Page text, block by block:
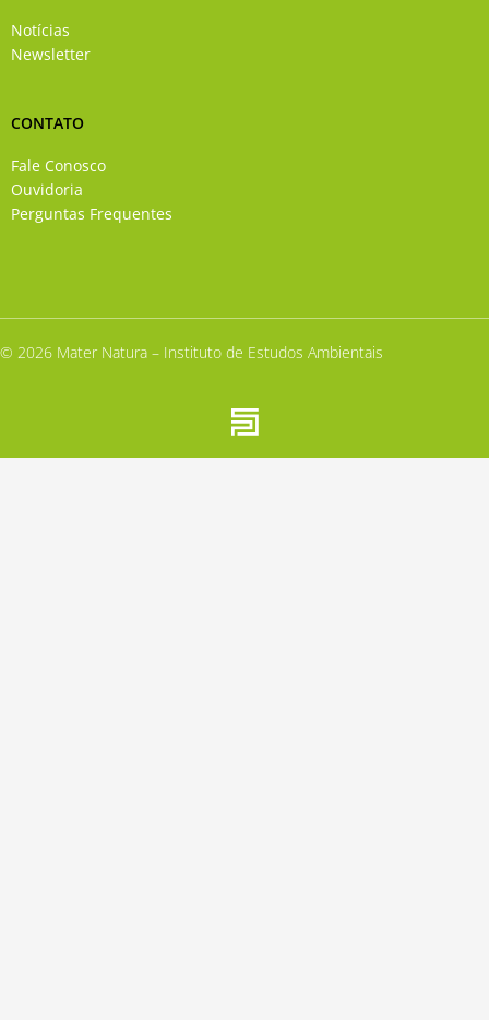
Notícias
Newsletter
CONTATO
Fale Conosco
Ouvidoria
Perguntas Frequentes
© 2026 Mater Natura – Instituto de Estudos Ambientais